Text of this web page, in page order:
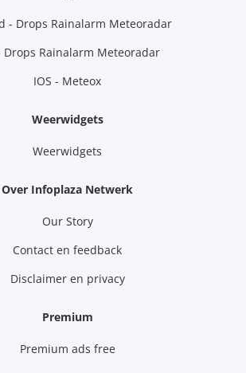
- Drops Rainalarm Meteoradar
Drops Rainalarm Meteoradar
IOS - Meteox
Weerwidgets
Weerwidgets
Over Infoplaza Netwerk
Our Story
Contact en feedback
Disclaimer en privacy
Premium
Premium ads free